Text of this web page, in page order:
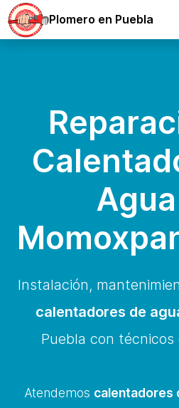
Plomero en Puebla
Instalación,
calentadores de
Puebla con técnicos
Atendemos calentadores